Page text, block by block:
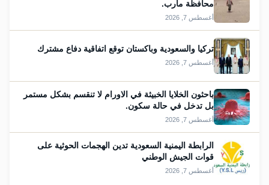
محافظة مأرب.
أغسطس 7, 2026
تركيا والسعودية وباكستان توقع اتفاقية دفاع ⁠مشترك
أغسطس 7, 2026
باحثون الخلايا الخبيثة في الاورام لا تنقسم بشكل مستمر
بل تدخل في حالة سكون.
أغسطس 7, 2026
الرابطة اليمنية السعودية تدين الهجمات الحوثية على
قوات الجيش الوطني
أغسطس 7, 2026